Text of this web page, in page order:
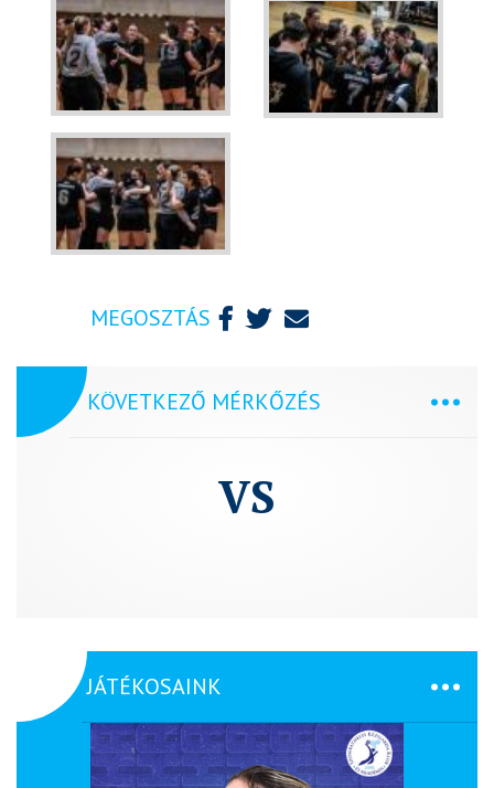
MEGOSZTÁS
KÖVETKEZŐ MÉRKŐZÉS
VS
JÁTÉKOSAINK